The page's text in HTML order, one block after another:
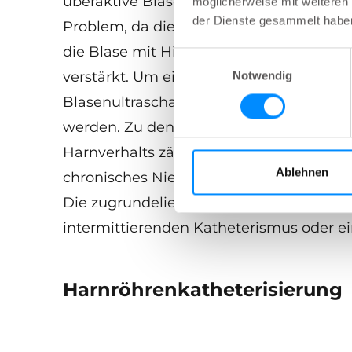
der Dienste gesammelt
Einwilligungsauswahl
Notwendig
Ablehnen
Problem, da die Behandlung einer
die Blase mit Hilfe von Medikamenten
verstärkt. Um einen Harnverhalt zu
Blasenultraschall mit
werden. Zu den möglichen
Harnverhalts zählen
chronisches Nierenversagen. Die
Die zugrundeliegende Ursache wird
intermittierenden Katheterismus oder
Harnröhrenkatheterisierung